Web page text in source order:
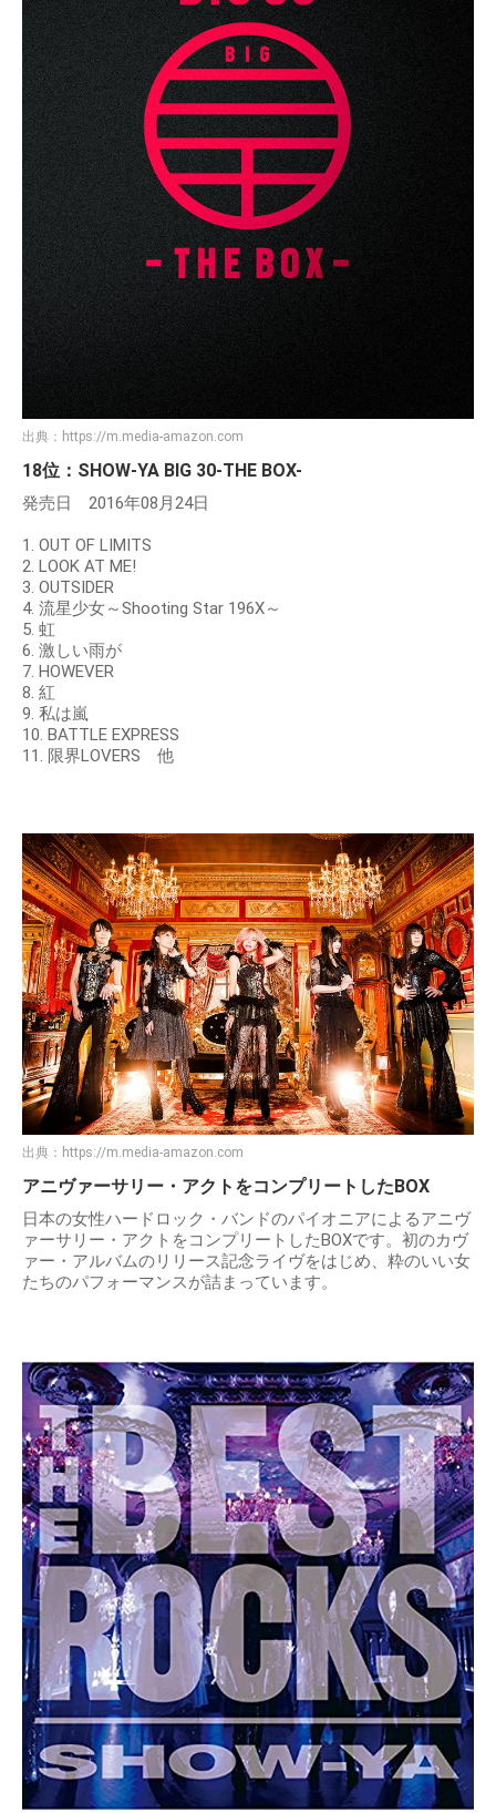
出典： https://m.media-amazon.com
18位：SHOW-YA BIG 30-THE BOX-
発売日 2016年08月24日
1. OUT OF LIMITS
2. LOOK AT ME!
3. OUTSIDER
4. 流星少女～Shooting Star 196X～
5. 虹
6. 激しい雨が
7. HOWEVER
8. 紅
9. 私は嵐
10. BATTLE EXPRESS
11. 限界LOVERS 他
出典： https://m.media-amazon.com
アニヴァーサリー・アクトをコンプリートしたBOX
日本の女性ハードロック・バンドのパイオニアによるアニヴ
ァーサリー・アクトをコンプリートしたBOXです。初のカヴ
ァー・アルバムのリリース記念ライヴをはじめ、粋のいい女
たちのパフォーマンスが詰まっています。